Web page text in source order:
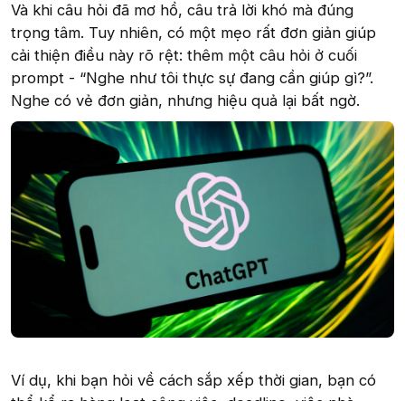
Và khi câu hỏi đã mơ hồ, câu trả lời khó mà đúng
trọng tâm. Tuy nhiên, có một mẹo rất đơn giản giúp
cải thiện điều này rõ rệt: thêm một câu hỏi ở cuối
prompt - “Nghe như tôi thực sự đang cần giúp gì?”.
Nghe có vẻ đơn giản, nhưng hiệu quả lại bất ngờ.
Ví dụ, khi bạn hỏi về cách sắp xếp thời gian, bạn có